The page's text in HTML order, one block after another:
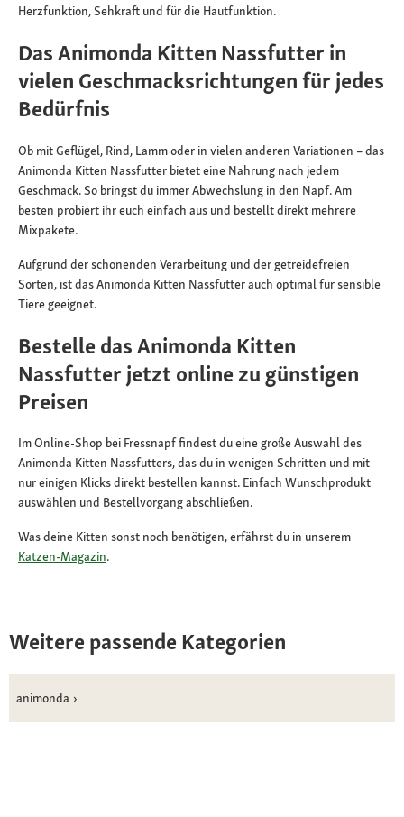
Herzfunktion, Sehkraft und für die Hautfunktion.
Das Animonda Kitten Nassfutter in
vielen Geschmacksrichtungen für jedes
Bedürfnis
Ob mit Geflügel, Rind, Lamm oder in vielen anderen Variationen – das
Animonda Kitten Nassfutter bietet eine Nahrung nach jedem
Geschmack. So bringst du immer Abwechslung in den Napf. Am
besten probiert ihr euch einfach aus und bestellt direkt mehrere
Mixpakete.
Aufgrund der schonenden Verarbeitung und der getreidefreien
Sorten, ist das Animonda Kitten Nassfutter auch optimal für sensible
Tiere geeignet.
Bestelle das Animonda Kitten
Nassfutter jetzt online zu günstigen
Preisen
Im Online-Shop bei Fressnapf findest du eine große Auswahl des
Animonda Kitten Nassfutters, das du in wenigen Schritten und mit
nur einigen Klicks direkt bestellen kannst. Einfach Wunschprodukt
auswählen und Bestellvorgang abschließen.
Was deine Kitten sonst noch benötigen, erfährst du in unserem
Katzen-Magazin.
Weitere passende Kategorien
animonda